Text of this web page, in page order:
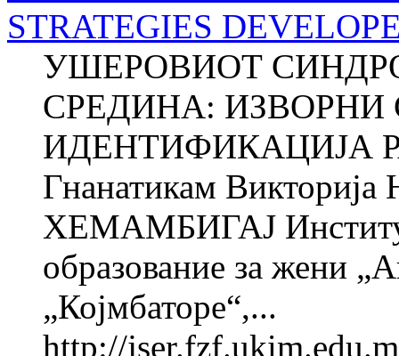
STRATEGIES
УШЕРОВИОТ
СРЕДИНА: ИЗВОРНИ
ИДЕНТИФИКАЦИЈА
Гнанатикам
ХЕМАМБИГАЈ
образование за жени
„Којмбаторе“,...
http://